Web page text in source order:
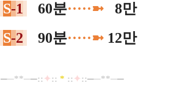
S-1 60분·····➼
8만
S-2 90분·····➼ 12만
──**──:: ✦:: ​​ * :: ✦::──**──